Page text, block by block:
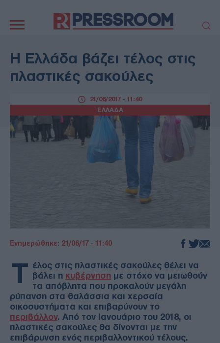
πλοήγηση
ΠΟΛΙΤΙΚΗ
ΤΟΥΡΚΙΑ
ΕΚΚΛΗΣΙΑ
ΑΜΥΝΑ
ΚΥΠΡΟΣ
LIFESTYLE
SPORTS
ΑΥΤΟΔΙΟΙΚΗΣΗ
AUTO - MOTO
ΓΑΣΤΡΟΝΟΜΙΑ
Η Ελλάδα βάζει τέλος στις
πλαστικές σακούλες
ΕΛΛΑΔΑ
21/06/2017 - 11:40
Ενημερώθηκε: 21/06/17 - 11:40
Τ έλος στις πλαστικές σακούλες θέλει να
βάλει η κυβέρνηση με στόχο να μειωθούν
τα απόβλητα που προκαλούν μεγάλη
ρύπανση στα θαλάσσια και χερσαία
οικοσυστήματα και επιβαρύνουν το
περιβάλλον. Από τον Ιανουάριο του 2018, οι
πλαστικές σακούλες θα δίνονται με την
επιβάρυνση ενός περιβαλλοντικού τέλους.